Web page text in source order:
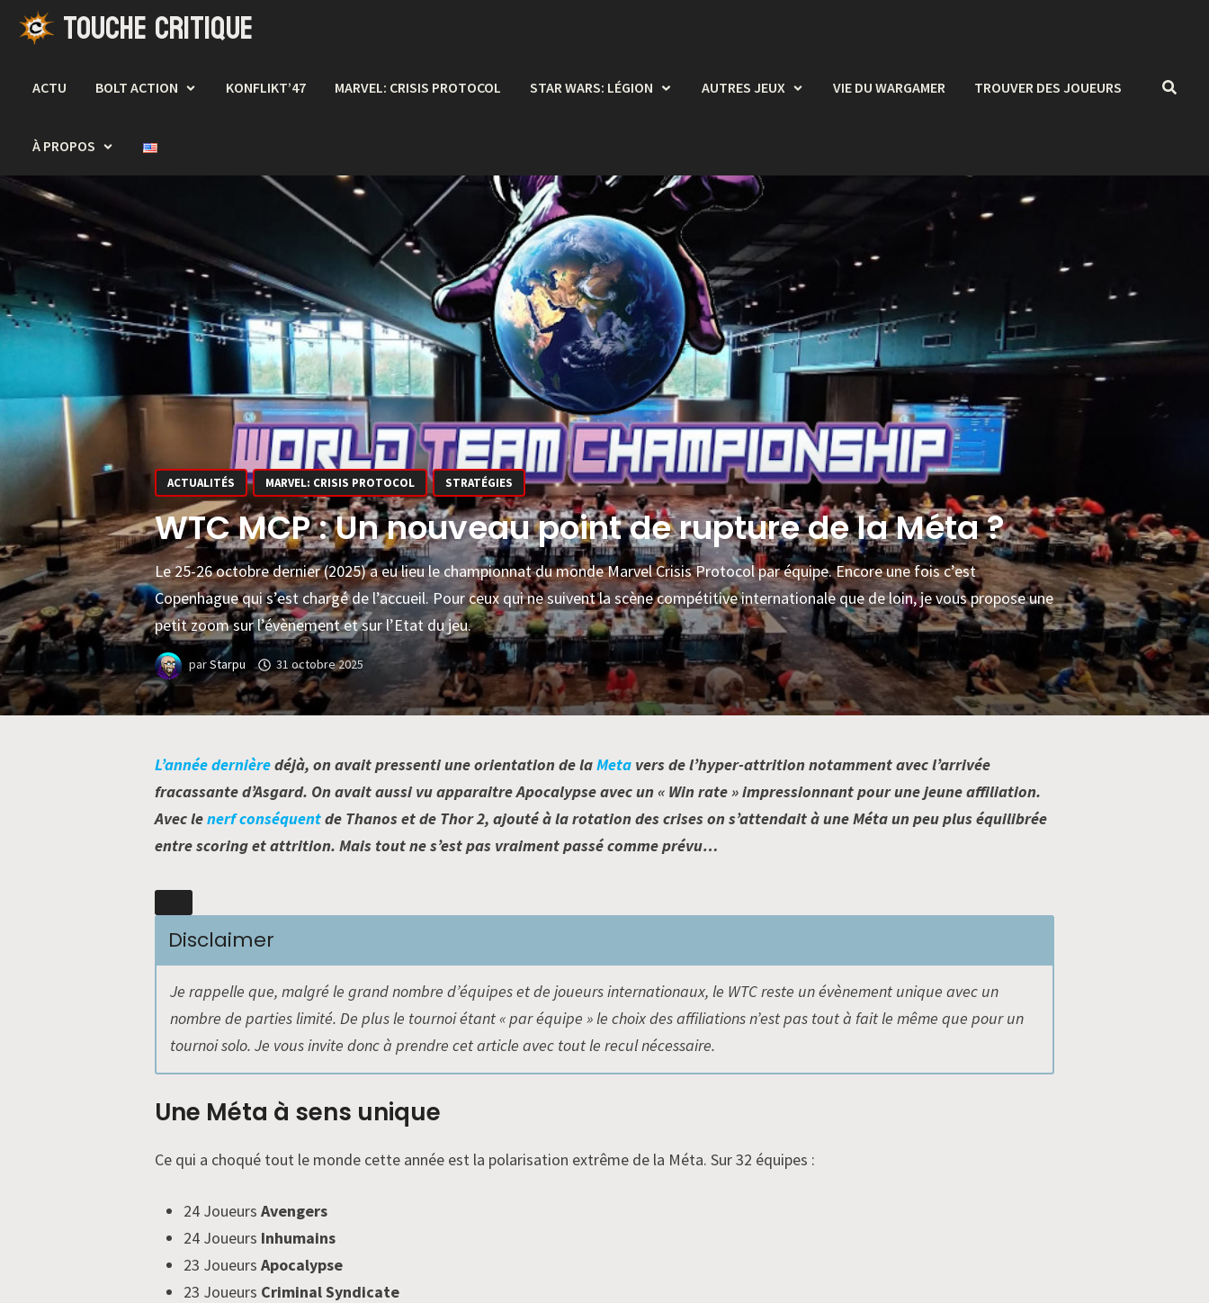
Passer
TOUCHE CRITIQUE
ACTU BOLT ACTION KONFLIKT’47 MARVEL: CRISIS PROTOCOL STAR WARS: LÉGION AUTRES JEUX VIE DU WARGAMER TROUVER DES JOUEURS
À PROPOS
ACTUALITÉS MARVEL: CRISIS PROTOCOL STRATÉGIES
WTC MCP : Un nouveau point de rupture de la Méta ?
Le 25-26 octobre dernier (2025) a eu lieu le championnat du monde Marvel Crisis Protocol par équipe. Encore une fois c’est
Copenhague qui s’est chargé de l’accueil. Pour ceux qui ne suivent la scène compétitive internationale que de loin, je vous propose une
petit zoom sur l’évènement et sur l’Etat du jeu.
parStarpu 31 octobre 2025
L’année dernièredéjà, on avait pressenti une orientation de laMeta vers de l’hyper-attrition notamment avec l’arrivée
fracassante d’Asgard. On avait aussi vu apparaitre Apocalypse avec un « Win rate » impressionnant pour une jeune affiliation.
Avec lenerf conséquentde Thanos et de Thor 2, ajouté à la rotation des crises on s’attendait à une Méta un peu plus équilibrée
entre scoring et attrition. Mais tout ne s’est pas vraiment passé comme prévu…
Disclaimer
Je rappelle que, malgré le grand nombre d’équipes et de joueurs internationaux, le WTC reste un évènement unique avec un
nombre de parties limité. De plus le tournoi étant « par équipe » le choix des affiliations n’est pas tout à fait le même que pour un
tournoi solo. Je vous invite donc à prendre cet article avec tout le recul nécessaire.
Une Méta à sens unique
Ce qui a choqué tout le monde cette année est la polarisation extrême de la Méta. Sur 32 équipes :
24 Joueurs Avengers
24 Joueurs Inhumains
23 Joueurs Apocalypse
23 Joueurs Criminal Syndicate